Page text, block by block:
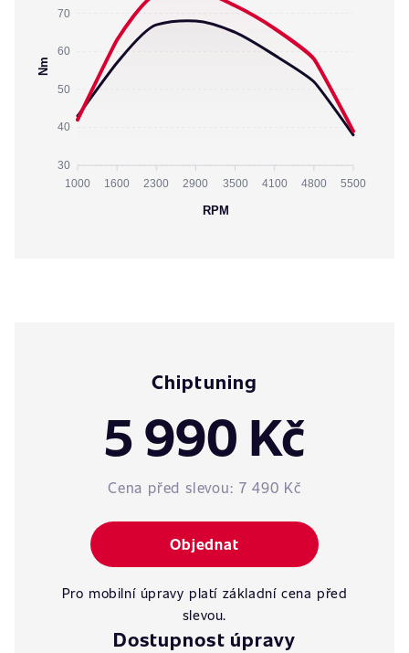
70
60
50
40
30
Nm
1000 1600 2300 2900 3500 4100 4800 5500
RPM
Chiptuning
5 990 Kč
Cena před slevou: 7 490 Kč
Objednat
Pro mobilní úpravy platí základní cena před
slevou.
Dostupnost úpravy